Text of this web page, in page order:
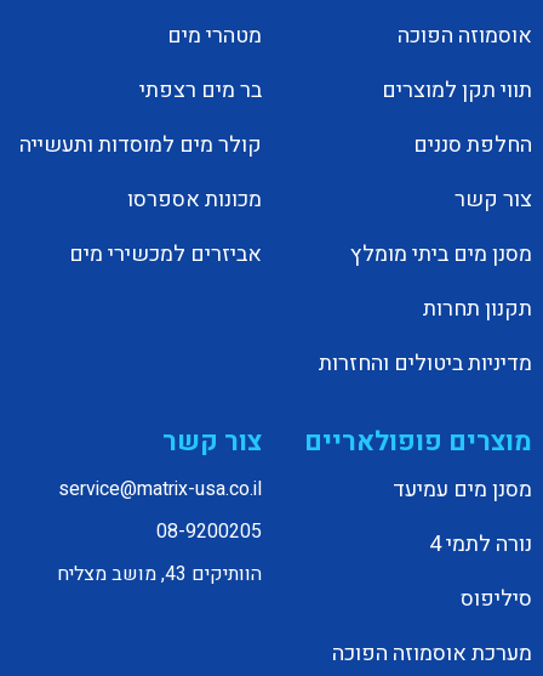
אוסמוזה הפוכה
תווי תקן למוצרים
החלפת סננים
צור קשר
מסנן מים ביתי מומלץ
תקנון תחרות
מדיניות ביטולים והחזרות
מטהרי מים
בר מים רצפתי
קולר מים למוסדות ותעשייה
מכונות אספרסו
אביזרים למכשירי מים
מוצרים פופולאריים
מסנן מים עמיעד
נורה לתמי 4
סיליפוס
מערכת אוסמוזה הפוכה
צור קשר
service@matrix-usa.co.il
08-9200205
הוותיקים 43, מושב מצליח